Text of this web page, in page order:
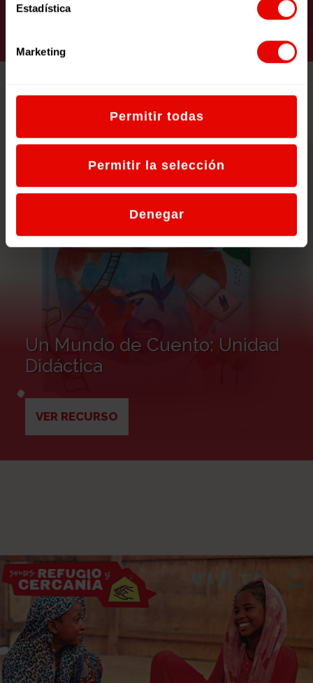
Estadística
Marketing
Permitir todas
Permitir la selección
Denegar
VER RECURSO
Un Mundo de Cuento: Unidad
Didáctica
VER RECURSO